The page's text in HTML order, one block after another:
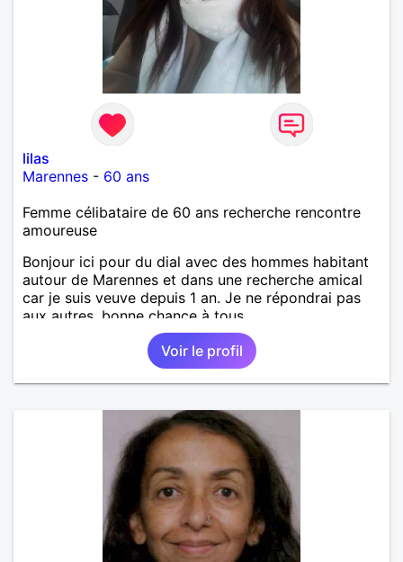
lilas
Marennes - 60 ans
Femme célibataire de 60 ans recherche rencontre
amoureuse
Bonjour ici pour du dial avec des hommes habitant
autour de Marennes et dans une recherche amical
car je suis veuve depuis 1 an. Je ne répondrai pas
aux autres, bonne chance à tous.
Voir le profil